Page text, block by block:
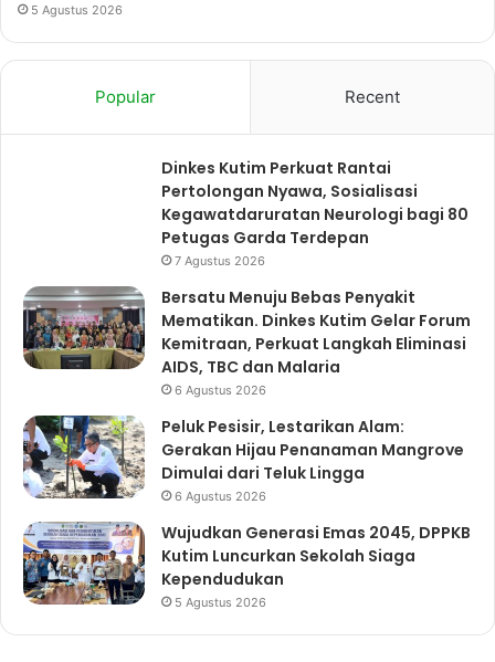
5 Agustus 2026
Popular Recent
Dinkes Kutim Perkuat Rantai
Pertolongan Nyawa, Sosialisasi
Kegawatdaruratan Neurologi bagi 80
Petugas Garda Terdepan
7 Agustus 2026
Bersatu Menuju Bebas Penyakit
Mematikan. Dinkes Kutim Gelar Forum
Kemitraan, Perkuat Langkah Eliminasi
AIDS, TBC dan Malaria
6 Agustus 2026
Peluk Pesisir, Lestarikan Alam:
Gerakan Hijau Penanaman Mangrove
Dimulai dari Teluk Lingga
6 Agustus 2026
Wujudkan Generasi Emas 2045, DPPKB
Kutim Luncurkan Sekolah Siaga
Kependudukan
5 Agustus 2026